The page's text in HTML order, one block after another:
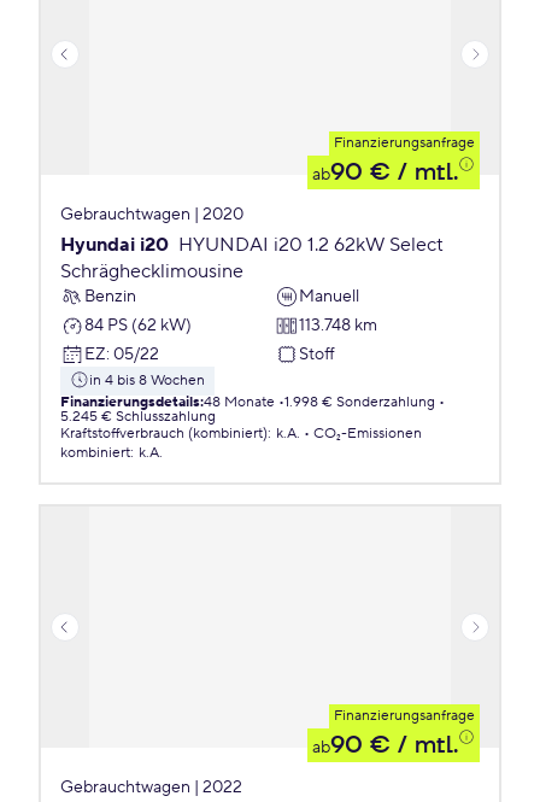
Finanzierungsanfrage
ab90 € / mtl.
Gebrauchtwagen | 2020
Hyundai i20 HYUNDAI i20 1.2 62kW Select
Schräghecklimousine
Benzin
Manuell
84 PS (62 kW)
113.748 km
EZ: 05/22 Stoff
in 4 bis 8 Wochen
Finanzierungsdetails:48 Monate 1.998 € Sonderzahlung
5.245 € Schlusszahlung
Kraftstoffverbrauch (kombiniert): k.A.
CO₂-Emissionen
kombiniert: k.A.
Finanzierungsanfrage
ab90 € / mtl.
Gebrauchtwagen | 2022